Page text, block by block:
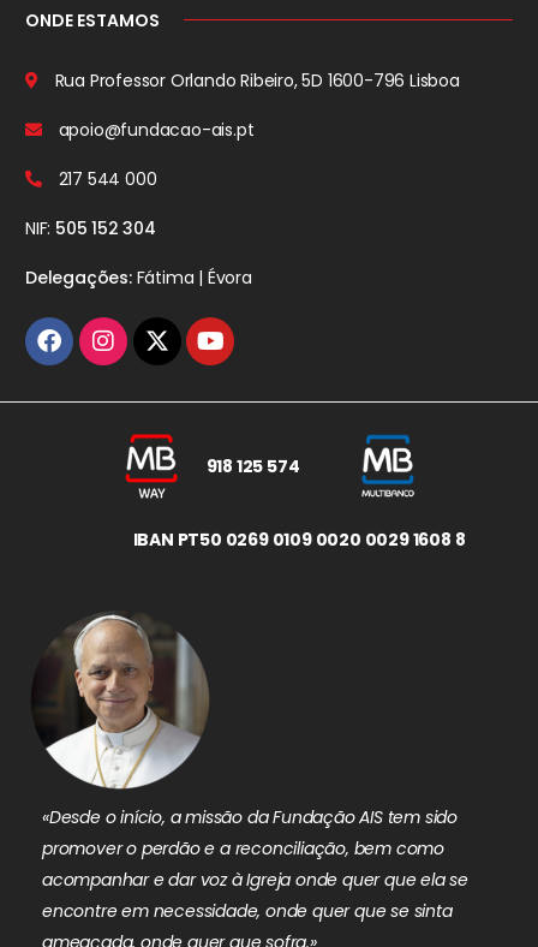
ONDE ESTAMOS
Rua Professor Orlando Ribeiro, 5D 1600-796 Lisboa
apoio@fundacao-ais.pt
217 544 000
NIF: 505 152 304
Delegações:Fátima | Évora
918 125 574
IBAN PT50 0269 0109 0020 0029 1608 8
«Desde o início, a missão da Fundação AIS tem sido
promover o perdão e a reconciliação, bem como
acompanhar e dar voz à Igreja onde quer que ela se
encontre em necessidade, onde quer que se sinta
ameaçada, onde quer que sofra.»